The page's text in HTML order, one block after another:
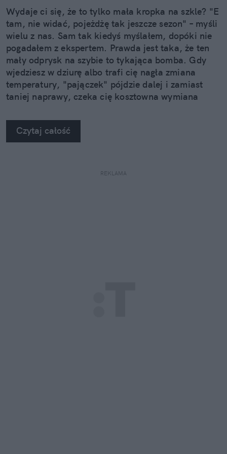
Wydaje ci się, że to tylko mała kropka na szkle? "E
tam, nie widać, pojeżdżę tak jeszcze sezon" – myśli
wielu z nas. Sam tak kiedyś myślałem, dopóki nie
pogadałem z ekspertem. Prawda jest taka, że ten
mały odprysk na szybie to tykająca bomba. Gdy
wjedziesz w dziurę albo trafi cię nagła zmiana
temperatury, "pajączek" pójdzie dalej i zamiast
taniej naprawy, czeka cię kosztowna wymiana
na własne oczy zobaczyć, jak profesjonaliści radzą
sobie z takimi uszkodzeniami.
Czytaj całość
REKLAMA